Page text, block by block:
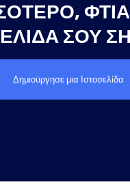
ΣΟΥ
Δημιούργησε μια Ιστοσελίδα